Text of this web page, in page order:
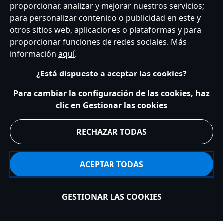
Añadir a la cesta
Atención al Cliente Términos de Uso
Buscador de Tiendas
Mapa del Sitio
Política de Privacidad
Política de Cookies
Sobre Privacidad en la UE
Términos y Condiciones Generales
Gestionar su configuración de cookies
s172 Statements
Accessibility
© Disney © Disney•Pixar © & ™ Lucasfilm LTD © Marvel. Todos los derechos
proporcionar, analizar y mejorar nuestros servicios;
para personalizar contenido o publicidad en este y
otros sitios web, aplicaciones o plataformas y para
proporcionar funciones de redes sociales. Más
información aquí.
¿Está dispuesto a aceptar las cookies?
Para cambiar la configuración de las cookies, haz
clic en Gestionar las cookies
RECHAZAR TODAS
ACEPTAR TODAS
GESTIONAR LAS COOKIES